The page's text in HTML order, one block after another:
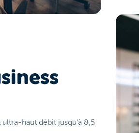
ultra-haut débit jusqu'à 8,5